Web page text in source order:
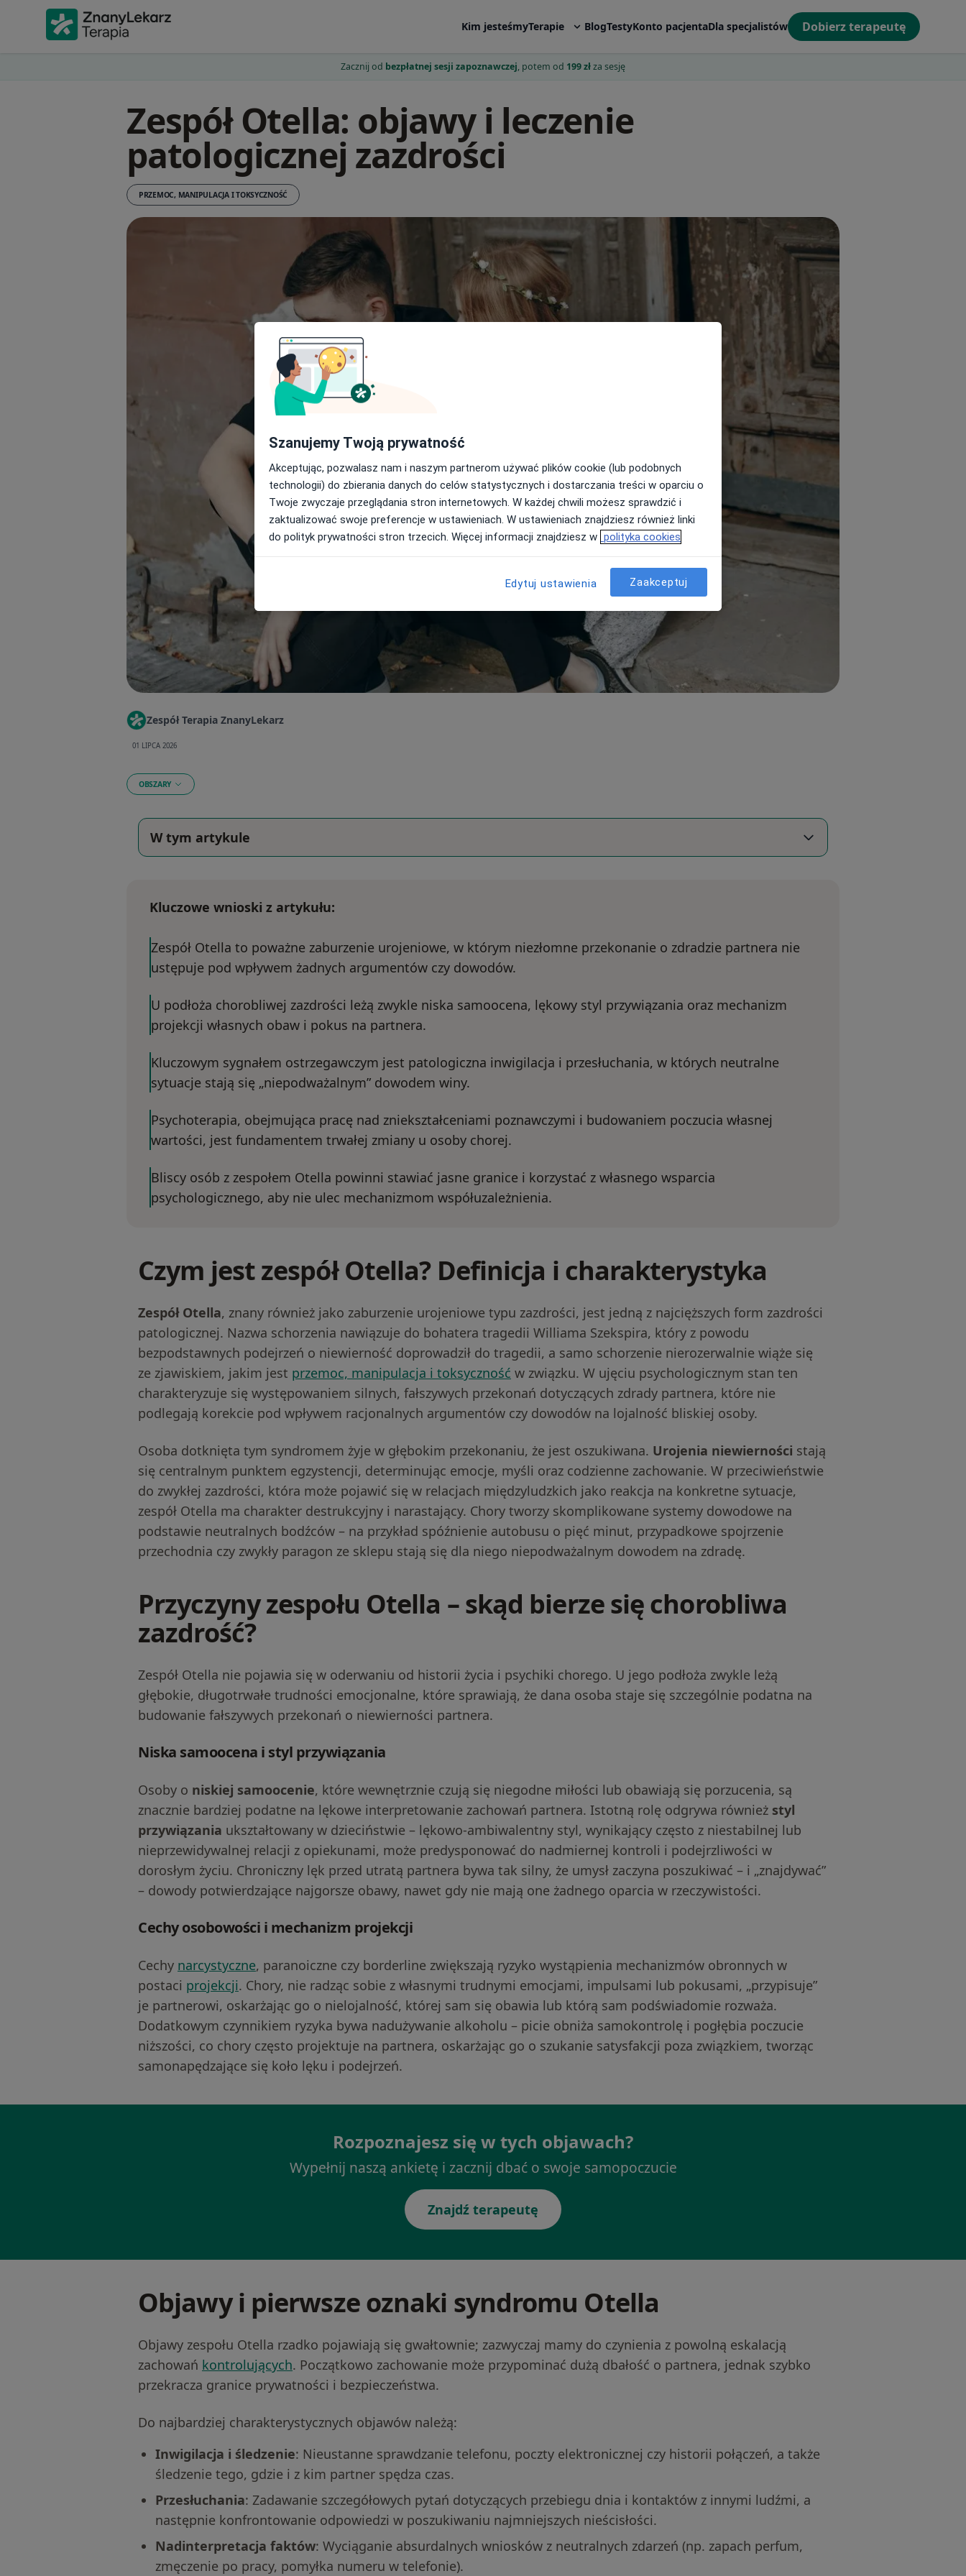
Kim jesteśmyTerapie BlogTestyKonto pacjentaDla specjalistów Dobierz terapeutę
Zacznij od bezpłatnej sesji zapoznawczej, potem od 199 złza sesję
Zespół Otella: objawy i leczenie
patologicznej zazdrości
PRZEMOC, MANIPULACJA I TOKSYCZNOŚĆ
Zespół Terapia ZnanyLekarz
01 LIPCA 2026
OBSZARY
W tym artykule
Kluczowe wnioski z artykułu:
Zespół Otella to poważne zaburzenie urojeniowe, w którym niezłomne przekonanie o zdradzie partnera nie
ustępuje pod wpływem żadnych argumentów czy dowodów.
U podłoża chorobliwej zazdrości leżą zwykle niska samoocena, lękowy styl przywiązania oraz mechanizm
projekcji własnych obaw i pokus na partnera.
Kluczowym sygnałem ostrzegawczym jest patologiczna inwigilacja i przesłuchania, w których neutralne
sytuacje stają się „niepodważalnym” dowodem winy.
Psychoterapia, obejmująca pracę nad zniekształceniami poznawczymi i budowaniem poczucia własnej
wartości, jest fundamentem trwałej zmiany u osoby chorej.
Bliscy osób z zespołem Otella powinni stawiać jasne granice i korzystać z własnego wsparcia
psychologicznego, aby nie ulec mechanizmom współuzależnienia.
Czym jest zespół Otella? Definicja i charakterystyka
Zespół Otella, znany również jako zaburzenie urojeniowe typu zazdrości, jest jedną z najcięższych form zazdrości
patologicznej. Nazwa schorzenia nawiązuje do bohatera tragedii Williama Szekspira, który z powodu
bezpodstawnych podejrzeń o niewierność doprowadził do tragedii, a samo schorzenie nierozerwalnie wiąże się
ze zjawiskiem, jakim jest przemoc, manipulacja i toksyczność w związku. W ujęciu psychologicznym stan ten
charakteryzuje się występowaniem silnych, fałszywych przekonań dotyczących zdrady partnera, które nie
podlegają korekcie pod wpływem racjonalnych argumentów czy dowodów na lojalność bliskiej osoby.
Osoba dotknięta tym syndromem żyje w głębokim przekonaniu, że jest oszukiwana. Urojenia niewierności stają
się centralnym punktem egzystencji, determinując emocje, myśli oraz codzienne zachowanie. W przeciwieństwie
do zwykłej zazdrości, która może pojawić się w relacjach międzyludzkich jako reakcja na konkretne sytuacje,
zespół Otella ma charakter destrukcyjny i narastający. Chory tworzy skomplikowane systemy dowodowe na
podstawie neutralnych bodźców – na przykład spóźnienie autobusu o pięć minut, przypadkowe spojrzenie
przechodnia czy zwykły paragon ze sklepu stają się dla niego niepodważalnym dowodem na zdradę.
Przyczyny zespołu Otella – skąd bierze się chorobliwa
zazdrość?
Zespół Otella nie pojawia się w oderwaniu od historii życia i psychiki chorego. U jego podłoża zwykle leżą
głębokie, długotrwałe trudności emocjonalne, które sprawiają, że dana osoba staje się szczególnie podatna na
budowanie fałszywych przekonań o niewierności partnera.
Niska samoocena i styl przywiązania
Osoby o niskiej samoocenie, które wewnętrznie czują się niegodne miłości lub obawiają się porzucenia, są
znacznie bardziej podatne na lękowe interpretowanie zachowań partnera. Istotną rolę odgrywa również styl
przywiązania ukształtowany w dzieciństwie – lękowo-ambiwalentny styl, wynikający często z niestabilnej lub
nieprzewidywalnej relacji z opiekunami, może predysponować do nadmiernej kontroli i podejrzliwości w
dorosłym życiu. Chroniczny lęk przed utratą partnera bywa tak silny, że umysł zaczyna poszukiwać – i „znajdywać”
– dowody potwierdzające najgorsze obawy, nawet gdy nie mają one żadnego oparcia w rzeczywistości.
Cechy osobowości i mechanizm projekcji
Cechy narcystyczne, paranoiczne czy borderline zwiększają ryzyko wystąpienia mechanizmów obronnych w
postaci projekcji. Chory, nie radząc sobie z własnymi trudnymi emocjami, impulsami lub pokusami, „przypisuje”
je partnerowi, oskarżając go o nielojalność, której sam się obawia lub którą sam podświadomie rozważa.
Dodatkowym czynnikiem ryzyka bywa nadużywanie alkoholu – picie obniża samokontrolę i pogłębia poczucie
niższości, co chory często projektuje na partnera, oskarżając go o szukanie satysfakcji poza związkiem, tworząc
samonapędzające się koło lęku i podejrzeń.
Rozpoznajesz się w tych objawach?
Wypełnij naszą ankietę i zacznij dbać o swoje samopoczucie
Znajdź terapeutę
Objawy i pierwsze oznaki syndromu Otella
Objawy zespołu Otella rzadko pojawiają się gwałtownie; zazwyczaj mamy do czynienia z powolną eskalacją
zachowań kontrolujących. Początkowo zachowanie może przypominać dużą dbałość o partnera, jednak szybko
przekracza granice prywatności i bezpieczeństwa.
Do najbardziej charakterystycznych objawów należą:
Inwigilacja i śledzenie: Nieustanne sprawdzanie telefonu, poczty elektronicznej czy historii połączeń, a także
śledzenie tego, gdzie i z kim partner spędza czas.
Przesłuchania: Zadawanie szczegółowych pytań dotyczących przebiegu dnia i kontaktów z innymi ludźmi, a
następnie konfrontowanie odpowiedzi w poszukiwaniu najmniejszych nieścisłości.
Nadinterpretacja faktów: Wyciąganie absurdalnych wniosków z neutralnych zdarzeń (np. zapach perfum,
zmęczenie po pracy, pomyłka numeru w telefonie).
Szanujemy Twoją prywatność
Akceptując, pozwalasz nam i naszym partnerom używać plików cookie (lub podobnych
technologii) do zbierania danych do celów statystycznych i dostarczania treści w oparciu o
Twoje zwyczaje przeglądania stron internetowych. W każdej chwili możesz sprawdzić i
zaktualizować swoje preferencje w ustawieniach. W ustawieniach znajdziesz również linki
do polityk prywatności stron trzecich. Więcej informacji znajdziesz w polityka cookies
Edytuj ustawienia Zaakceptuj